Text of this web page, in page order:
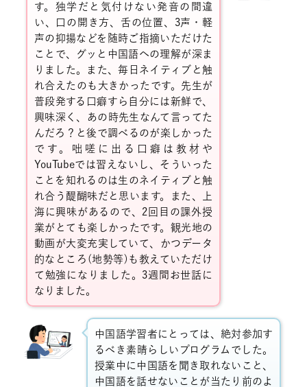
す。独学だと気付けない発音の間違
い、口の開き方、舌の位置、 3声・軽
声の抑揚などを随時ご指摘いただけた
ことで、グッと中国語への理解が深ま
りました。また、毎日ネイティブと触
れ合えたのも大きかったです。先生が
普段発する口癖すら自分には新鮮で、
興味深く、あの時先生なんて言ってた
んだろ？と後で調べるのが楽しかった
です。咄嗟に出る口癖は教材や
YouTubeでは習えないし、そういった
ことを知れるのは生のネイティブと触
れ合う醍醐味だと思います。また、上
海に興味があるので、 2 回目の課外授
業がとても楽しかったです。観光地の
動画が大変充実していて、かつデータ
的なところ (地勢等 ) も教えていただけ
て勉強になりました。 3週間お世話に
なりました。
中国語学習者にとっては、絶対参加す
るべき素晴らしいプログラムでした。
授業中に中国語を聞き取れないこと、
中国語を話せないことが当たり前のよ